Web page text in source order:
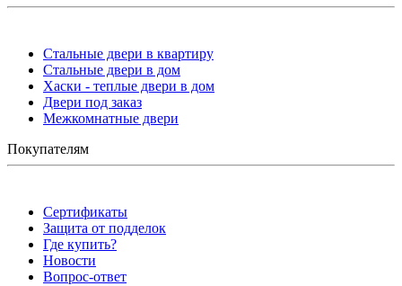
Стальные двери в квартиру
Стальные двери в дом
Хаски - теплые двери в дом
Двери под заказ
Межкомнатные двери
Покупателям
Сертификаты
Защита от подделок
Где купить?
Новости
Вопрос-ответ